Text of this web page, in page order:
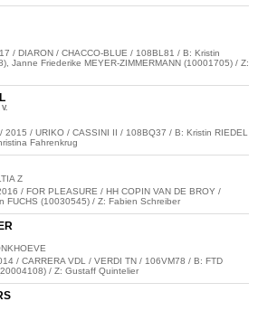
/ DIARON / CHACCO-BLUE / 108BL81 / B: Kristin
Janne Friederike MEYER-ZIMMERMANN (10001705) / Z:
2015 / URIKO / CASSINI II / 108BQ37 / B: Kristin RIEDEL
Fahrenkrug
Z
/ FOR PLEASURE / HH COPIN VAN DE BROY /
FUCHS (10030545) / Z: Fabien Schreiber
/ CARRERA VDL / VERDI TN / 106VM78 / B: FTD
/ Z: Gustaff Quintelier